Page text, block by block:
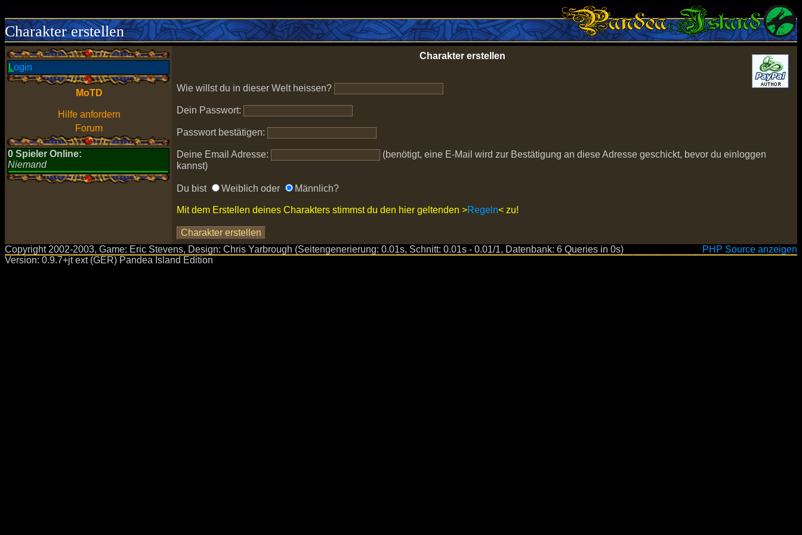
Charakter erstellen
Login
MoTD
Hilfe anfordern
Forum
0 Spieler Online:
Niemand
Charakter erstellen
Wie willst du in dieser Welt heissen?
Dein Passwort:
Passwort bestätigen:
Deine Email Adresse:
(benötigt, eine E-Mail wird zur Bestätigung an diese Adresse geschickt, bevor du einloggen
kannst)
Du bist Weiblich oder Männlich?
Mit dem Erstellen deines Charakters stimmst du den hier geltenden >Regeln< zu!
Copyright 2002-2003, Game: Eric Stevens, Design: Chris Yarbrough (Seitengenerierung: 0.01s, Schnitt: 0.01s - 0.01/1, Datenbank: 6 Queries in 0s)
PHP Source anzeigen
Version: 0.9.7+jt ext (GER) Pandea Island Edition